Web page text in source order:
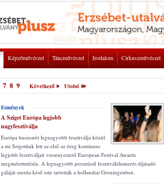
Képzőművészet Táncművészet Irodalom Cirkuszművészet
7 8 9 Következő Utolsó
Esmények
A Sziget Európa legjobb
nagyfesztiválja
Európa huszonöt legnagyobb fesztiválja közül
a mi Szigetünk lett az első az öreg kontinens
legjobb fesztiváljait versenyeztető European Festival Awards
megmérettetésén. A legnagyobb presztízsű fesztiválelismerés díjátadó
gáláját szerda késő este tartották a hollandiai Groningenben.